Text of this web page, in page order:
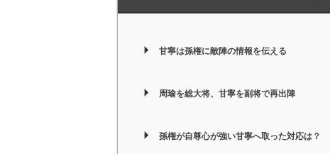
甘寧は孫権に敵陣の情報を伝える
周瑜を総大将、甘寧を副将で再出陣
孫権が自尊心が強い甘寧へ取った対応は？